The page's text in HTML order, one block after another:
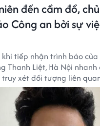
đến cầm đồ,
Công an bởi sự
khi tiếp nhận trình báo
Thanh Liệt, Hà Nội
truy xét đối tượng liên
xảy ra tại một cửa hàng